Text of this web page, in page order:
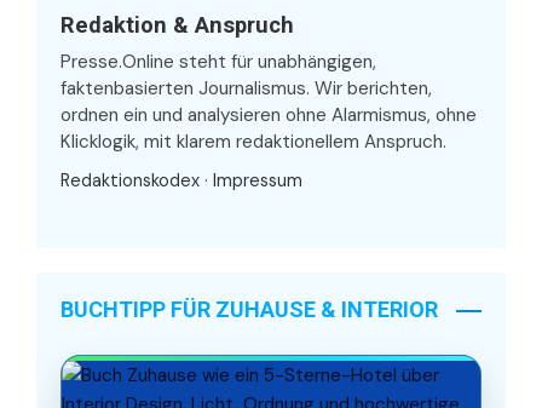
Redaktion & Anspruch
Presse.Online steht für unabhängigen,
faktenbasierten Journalismus. Wir berichten,
ordnen ein und analysieren ohne Alarmismus, ohne
Klicklogik, mit klarem redaktionellem Anspruch.
Redaktionskodex · Impressum
BUCHTIPP FÜR ZUHAUSE & INTERIOR